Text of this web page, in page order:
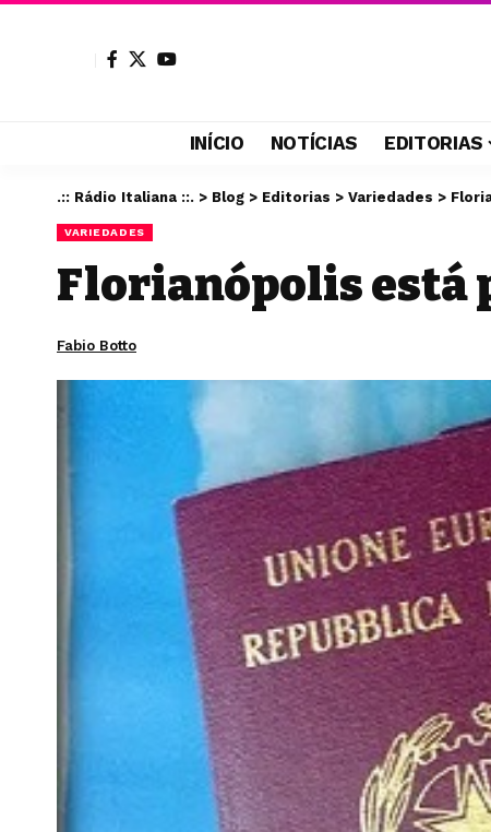
INÍCIO NOTÍCIAS EDITORIAS
.:: Rádio Italiana ::. > Blog > Editorias > Variedades >
VARIEDADES
Florianópolis está
Fabio Botto